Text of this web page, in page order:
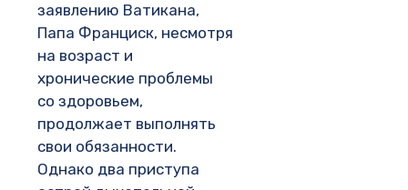
заявлению Ватикана,
Папа Франциск, несмотря
на возраст и
хронические проблемы
со здоровьем,
продолжает выполнять
свои обязанности.
Однако два приступа